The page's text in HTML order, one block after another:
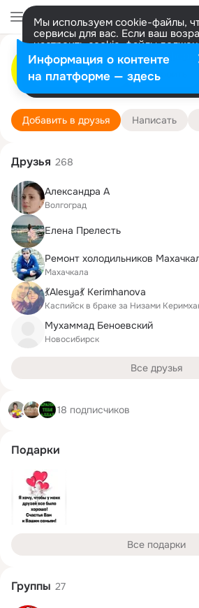
Мы используем cookie-файлы,
сервисы для вас. Если ваш
настроить cookie-файлы
представитель. Больше
Разрешить все Настроить
МТМ Корпусная
г. Каспийск (Дагестан
Подробнее
Добавить в друзья Написать
Друзья 268
Александра А
Волгоград
Елена Прелесть
Ремонт холодильников
Махачкала
💃Alesya💃 Kerimhanova
Каспийск в браке за Низами
Мухаммад Беноевский
Новосибирск
Все друзья
18 подписчиков
Подарки
Все подарки
Группы 27
Информация о контенте
на платформе — здесь